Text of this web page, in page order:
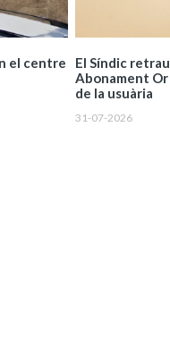
el centre
El Síndic
Abonament
de la usuària
31-07-2026